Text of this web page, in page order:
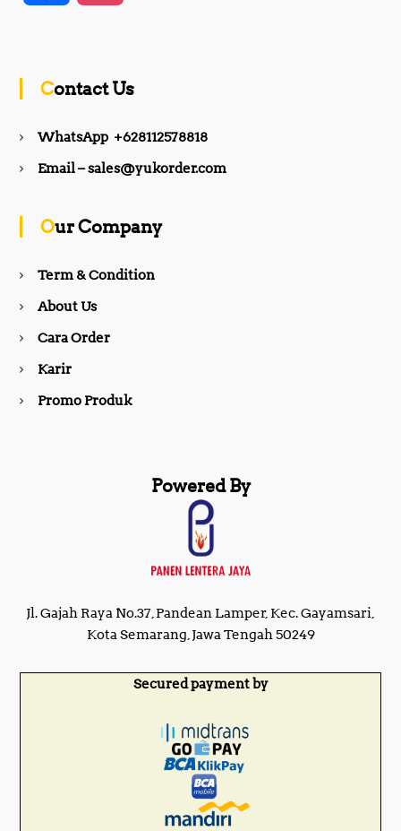
b
k
a
Contact Us
WhatsApp +628112578818
Email – sales@yukorder.com
Our Company
Term & Condition
About Us
Cara Order
Karir
Promo Produk
Powered By
Jl. Gajah Raya No.37, Pandean Lamper, Kec. Gayamsari,
Kota Semarang, Jawa Tengah 50249
Secured payment by